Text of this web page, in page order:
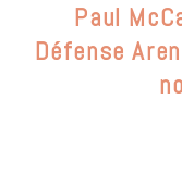
Paul
Défense